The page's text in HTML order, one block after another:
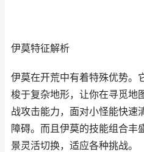
伊莫特征解析
伊莫在开荒中有着特殊优势。
梭于复杂地形，让你在寻觅地
战攻击能力，面对小怪能快速
障碍。而且伊莫的技能组合丰
景灵活切换，适应各种挑战。